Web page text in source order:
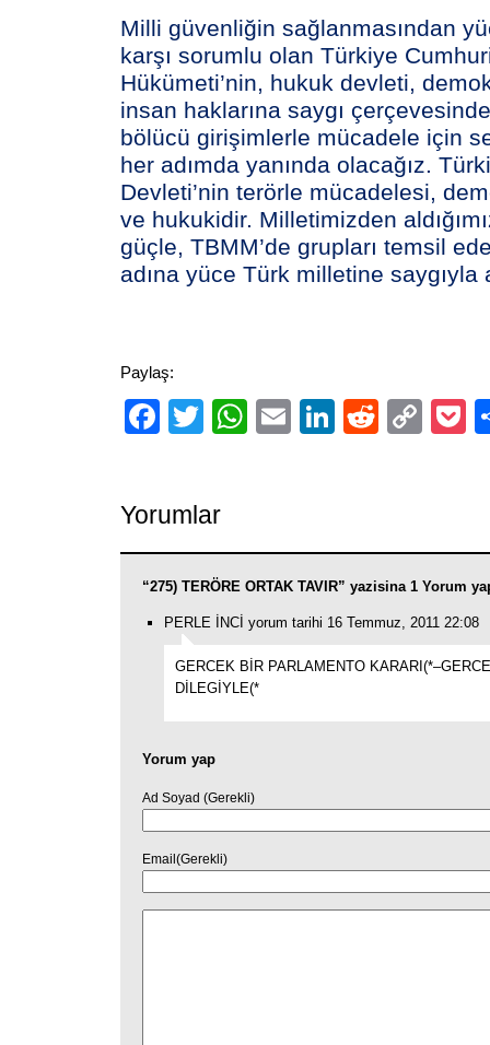
Milli güvenliğin sağlanmasından
karşı sorumlu olan Türkiye
Hükümeti’nin, hukuk devleti,
insan haklarına saygı
bölücü girişimlerle mücadele için
her adımda yanında olacağız.
Devleti’nin terörle mücadelesi,
ve hukukidir. Milletimizden
güçle, TBMM’de grupları temsil
adına yüce Türk milletine saygıyla
Paylaş:
Facebook
TwitterWhatsApp
EmailLinkedIn
Reddit
Yorumlar
“275) TERÖRE ORTAK TAVIR” yazisina 1 Yorum
PERLE İNCİ yorum tarihi 16 Temmuz, 2011 22:08
GERCEK BİR PARLAMENTO
DİLEGİYLE(*
Yorum yap
Ad Soyad (Gerekli)
Email(Gerekli)